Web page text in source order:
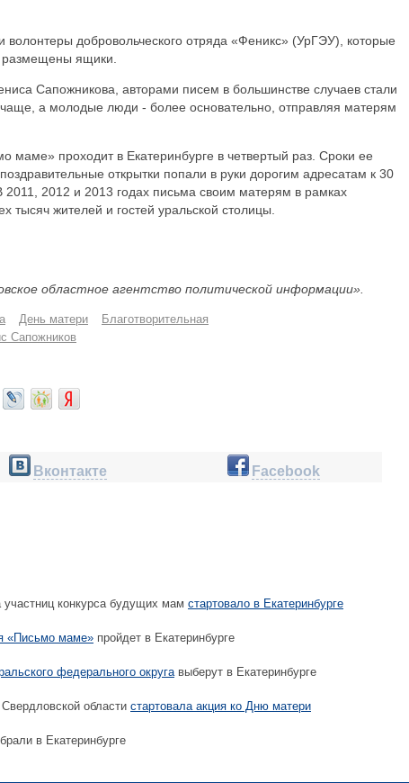
добровольческого отряда «Феникс» (УрГЭУ), которые
размещены ящики.
Сапожникова, авторами писем в большинстве случаев стали
а молодые люди - более основательно, отправляя матерям
маме» проходит в Екатеринбурге в четвертый раз. Сроки ее
открытки попали в руки дорогим адресатам к 30
2012 и 2013 годах письма своим матерям в рамках
тысяч жителей и гостей уральской столицы.
областное агентство политической информации».
День матери
Благотворительная
Сапожников
Вконтакте Facebook
участниц конкурса будущих мам стартовало в Екатеринбурге
«Письмо маме» пройдет в Екатеринбурге
федерального округавыберут в Екатеринбурге
области стартовала акция ко Дню матери
в Екатеринбурге